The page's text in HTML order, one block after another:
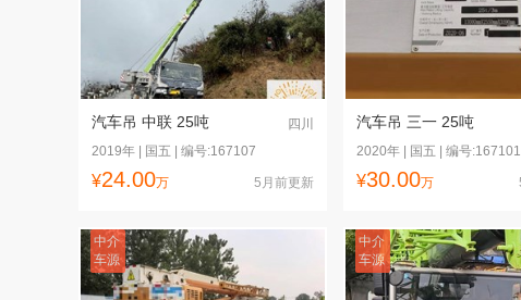
汽车吊 中联 25吨
四川
2019年 | 国五 | 编号:167107
¥24.00万 5月前更新
汽车吊 三一 25吨
2020年 | 国五 | 编号:167101
¥30.00万
中介
车源
中介
车源